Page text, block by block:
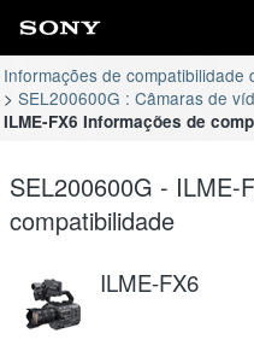
Informações de
SEL200600G : Câmaras de
ILME-FX6 Informações de
SEL200600G - ILME-
compatibilidade
ILME-FX6